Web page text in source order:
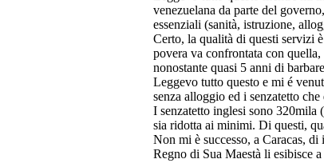
venezuelana da parte del
essenziali (sanità, istruzione,
Certo, la qualità di questi servizi
povera va confrontata con
nonostante quasi 5 anni di
Leggevo tutto questo e mi é
senza alloggio ed i senzatetto
I senzatetto inglesi sono 320mila
sia ridotta ai minimi. Di questi,
Non mi è successo, a Caracas,
Regno di Sua Maestà li esibisce